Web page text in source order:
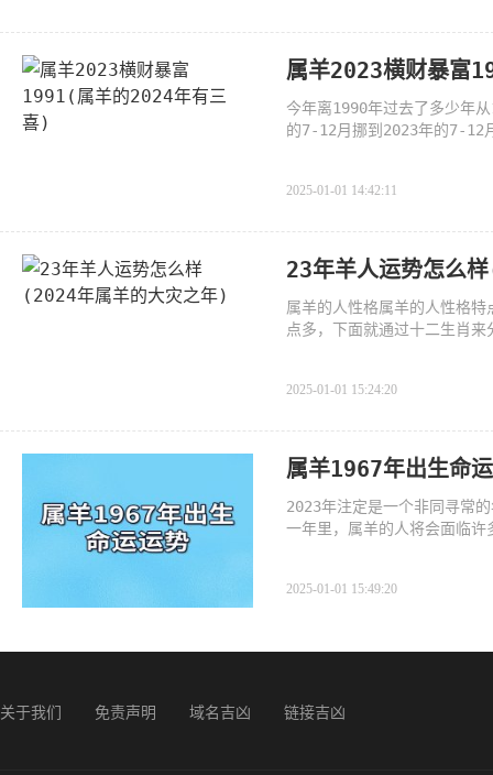
属羊2023横财暴富
今年离1990年过去了多少年
的7-12月挪到2023年的7-12
2025-01-01 14:42:11
23年羊人运势怎么
属羊的人性格属羊的人性格
点多，下面就通过十二生肖
2025-01-01 15:24:20
属羊1967年出生命
2023年注定是一个非同寻常
一年里，属羊的人将会面临
2025-01-01 15:49:20
关于我们 免责声明 域名吉凶 链接吉凶